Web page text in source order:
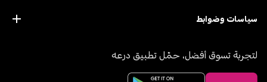
سياسات وضوابط
لتجربة تسوق أفضل، حمّل تطبيق درعه